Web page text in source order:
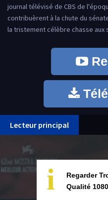
journal télévisé de CBS de
contribuèrent à la chute du
la tristement célèbre chasse aux
Lecteur principal
i
Regarder
Qualité